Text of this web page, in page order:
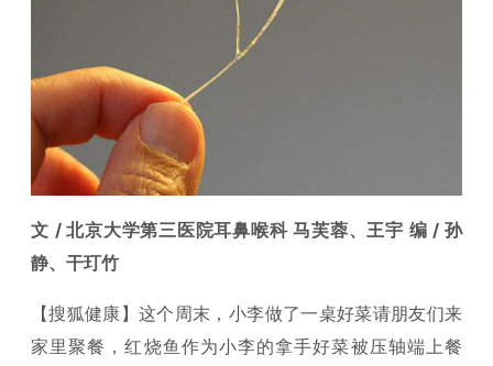
文 / 北京大学第三医院耳鼻喉科 马芙蓉、王宇 编 / 孙
静、干玎竹
【搜狐健康】这个周末，小李做了一桌好菜请朋友们来
家里聚餐，红烧鱼作为小李的拿手好菜被压轴端上餐